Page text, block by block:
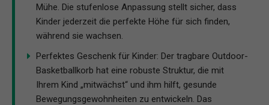
Mühe. Die stufenlose Anpassung stellt sicher, dass
Kinder jederzeit die perfekte Höhe für sich finden,
während sie wachsen.
Perfektes Geschenk für Kinder: Der tragbare Outdoor-
Basketballkorb hat eine robuste Struktur, die mit
Ihrem Kind „mitwächst“ und ihm hilft, gesunde
Bewegungsgewohnheiten zu entwickeln. Das